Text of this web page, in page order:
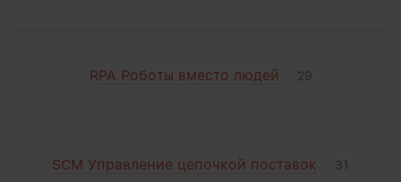
RPA Роботы вместо людей 29
SCM Управление цепочкой поставок 31